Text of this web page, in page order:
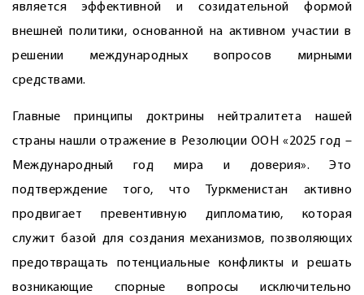
является эффективной и созидательной формой
внешней политики, основанной на активном участии в
решении международных вопросов мирными
средствами.
Главные принципы доктрины нейтралитета нашей
страны нашли отражение в Резолюции ООН «2025 год –
Международный год мира и доверия». Это
подтверждение того, что Туркменистан активно
продвигает превентивную дипломатию, которая
служит базой для создания механизмов, позволяющих
предотвращать потенциальные конфликты и решать
возникающие спорные вопросы исключительно